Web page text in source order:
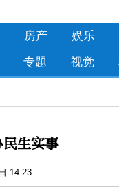
生实事
14:23